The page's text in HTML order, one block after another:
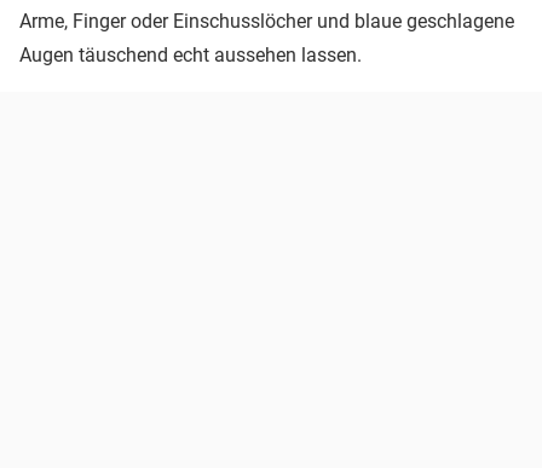
Arme, Finger oder Einschusslöcher und blaue geschlagene
Augen täuschend echt aussehen lassen.